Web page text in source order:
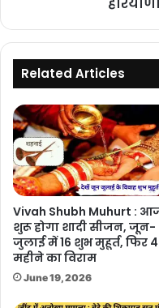
Related Articles
Vivah Shubh Muhurt :
शुरू होगा शादी सीजन, जून-
जुलाई में 16 शुभ मुहूर्त, फिर 4
महीने का विराम
June 19, 2026